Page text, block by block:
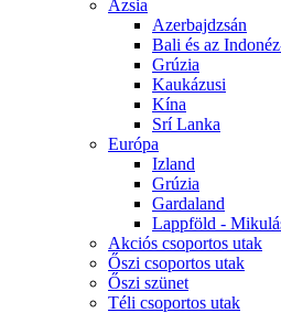
Ázsia
Azerbajdzsán
Bali és az
Grúzia
Kaukázusi
Kína
Srí Lanka
Európa
Izland
Grúzia
Gardaland
Lappföld -
Akciós csoportos utak
Őszi csoportos utak
Őszi szünet
Téli csoportos utak